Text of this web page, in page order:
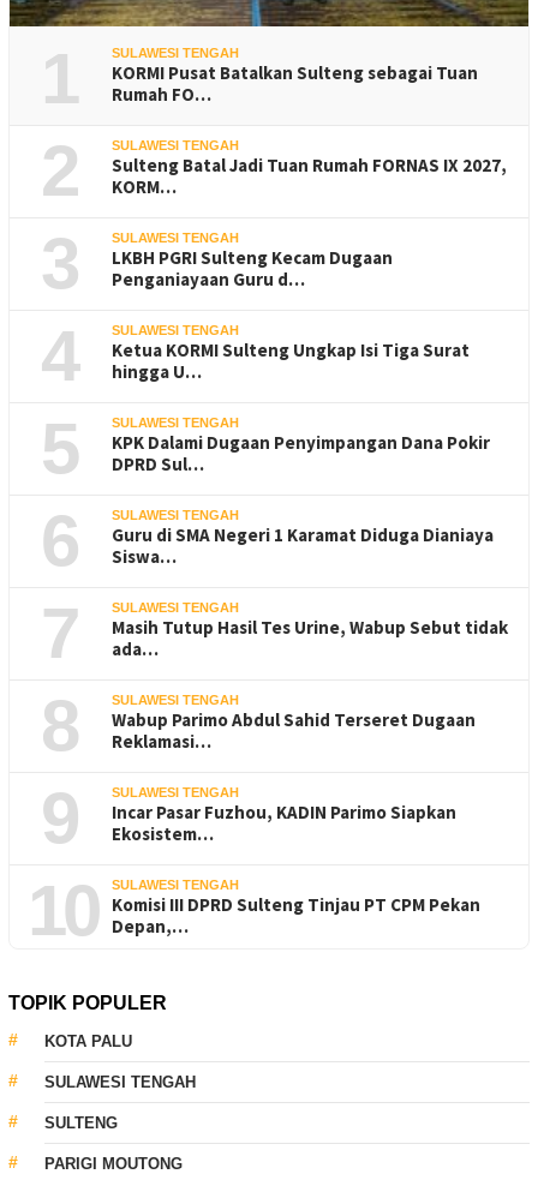
1 SULAWESI TENGAH
KORMI Pusat Batalkan Sulteng sebagai Tuan
Rumah FO…
2 SULAWESI TENGAH
Sulteng Batal Jadi Tuan Rumah FORNAS IX 2027,
KORM…
3 SULAWESI TENGAH
LKBH PGRI Sulteng Kecam Dugaan
Penganiayaan Guru d…
4 SULAWESI TENGAH
Ketua KORMI Sulteng Ungkap Isi Tiga Surat
hingga U…
5 SULAWESI TENGAH
KPK Dalami Dugaan Penyimpangan Dana Pokir
DPRD Sul…
6 SULAWESI TENGAH
Guru di SMA Negeri 1 Karamat Diduga Dianiaya
Siswa…
7 SULAWESI TENGAH
Masih Tutup Hasil Tes Urine, Wabup Sebut tidak
ada…
8 SULAWESI TENGAH
Wabup Parimo Abdul Sahid Terseret Dugaan
Reklamasi…
9 SULAWESI TENGAH
Incar Pasar Fuzhou, KADIN Parimo Siapkan
Ekosistem…
10 SULAWESI TENGAH
Komisi III DPRD Sulteng Tinjau PT CPM Pekan
Depan,…
TOPIK POPULER
KOTA PALU
SULAWESI TENGAH
SULTENG
PARIGI MOUTONG